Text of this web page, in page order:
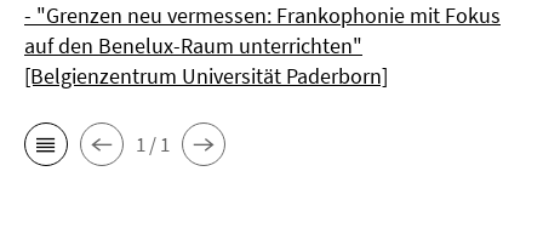
- "Grenzen neu vermessen: Frankophonie mit Fokus
auf den Benelux-Raum unterrichten"
[Belgienzentrum Universität Paderborn]
1 / 1